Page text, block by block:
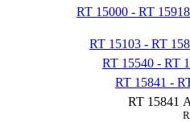
RT 15000 - RT 15918
RT 15103 - RT
RT 15540 - RT
RT 15841 -
RT 15841